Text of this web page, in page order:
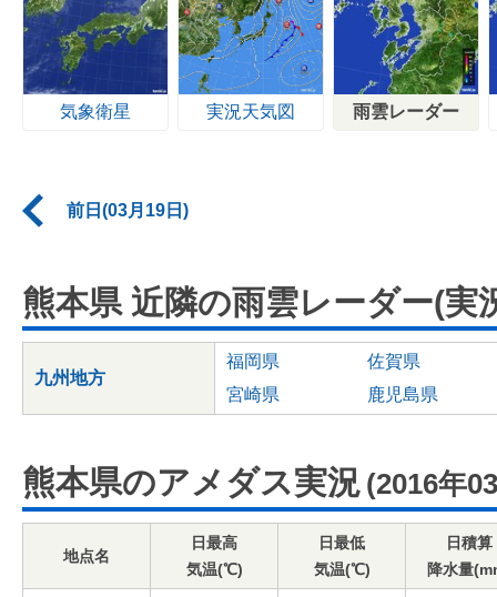
気象衛星 実況天気図 雨雲レーダー
前日(03月19日)
熊本県 近隣の雨雲レーダー(実
九州地方
福岡県
佐賀県
宮崎県
鹿児島県
熊本県のアメダス実況 (2016年
地点名
日最高
気温(℃)
日最低
気温(℃)
日積算
降水量